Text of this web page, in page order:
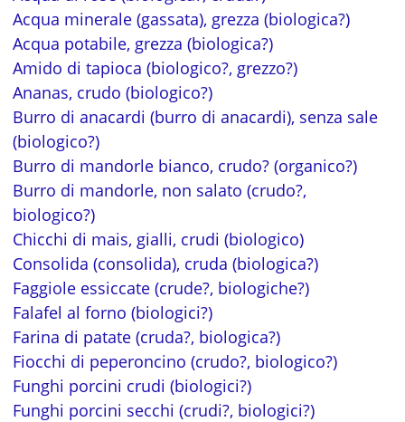
Acqua minerale (gassata), grezza (biologica?)
Acqua potabile, grezza (biologica?)
Amido di tapioca (biologico?, grezzo?)
Ananas, crudo (biologico?)
Burro di anacardi (burro di anacardi), senza sale
(biologico?)
Burro di mandorle bianco, crudo? (organico?)
Burro di mandorle, non salato (crudo?,
biologico?)
Chicchi di mais, gialli, crudi (biologico)
Consolida (consolida), cruda (biologica?)
Faggiole essiccate (crude?, biologiche?)
Falafel al forno (biologici?)
Farina di patate (cruda?, biologica?)
Fiocchi di peperoncino (crudo?, biologico?)
Funghi porcini crudi (biologici?)
Funghi porcini secchi (crudi?, biologici?)